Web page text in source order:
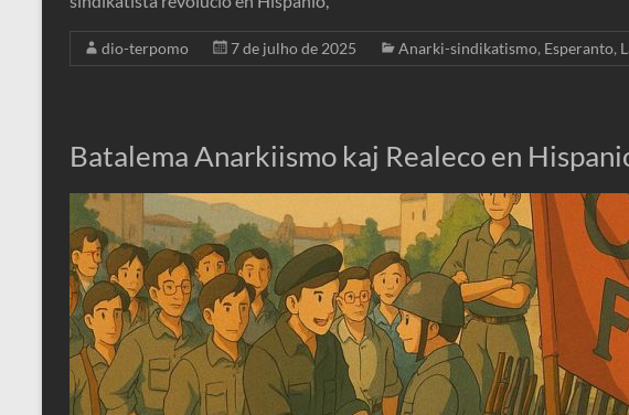
dio-terpomo 7 de julho de 2025 Anarki-sindikatismo, Esperanto,
Batalema Anarkiismo kaj Realeco en